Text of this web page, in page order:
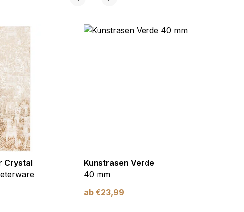
Crystal
Kunstrasen Verde
40 mm
ab €23,99